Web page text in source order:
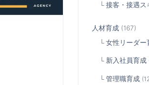
接客・接遇ス
人材育成 (167)
女性リーダー
新入社員育成
管理職育成